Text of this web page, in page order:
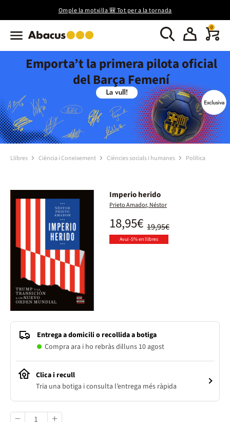
Omple la motxilla 🎒 Tot per a la tornada
0
Emporta’t la primera pilota oficial
del Barça Femení
Llibres Ciència i Coneixement Ciències socials i humanes Política
Imperio herido
Prieto Amador, Néstor
19,95€
18,95€
Avui -5% en llibres
Entrega a domicili o recollida a botiga
Compra ara i ho rebràs dilluns 10 agost
Clica i recull
Tria una botiga i consulta l’entrega més ràpida